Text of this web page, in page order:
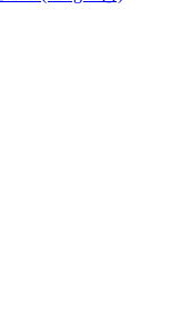
(200gx2봉)